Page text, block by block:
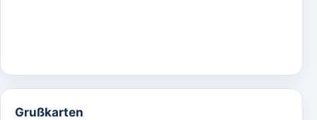
Grußkarten